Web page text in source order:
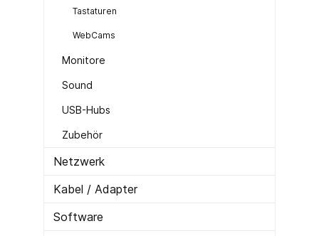
Tastaturen
WebCams
Monitore
Sound
USB-Hubs
Zubehör
Netzwerk
Kabel / Adapter
Software